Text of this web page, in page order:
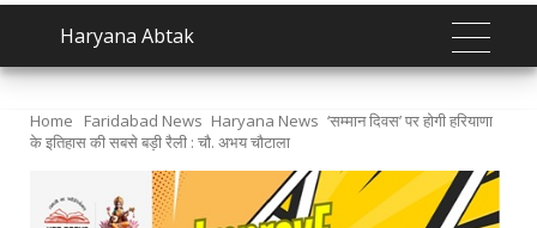
Haryana Abtak
Home Faridabad News Haryana News ‘सम्मान दिवस’ पर होगी हरियाणा
के इतिहास की सबसे बड़ी रैली : चौ. अभय चौटाला